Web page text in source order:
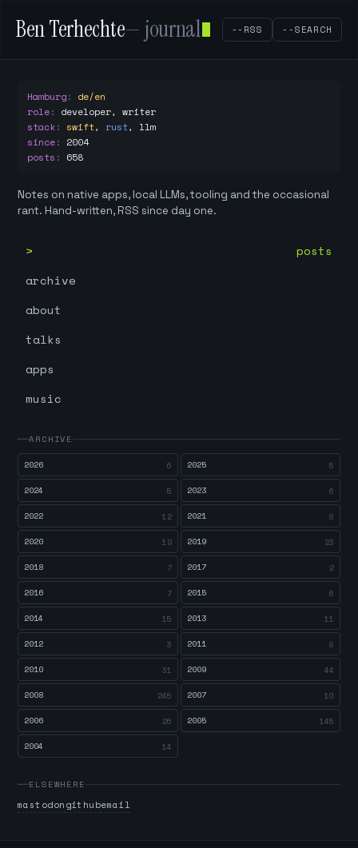
Ben Terhechte— journal --RSS --SEARCH
Hamburg: de/en
role: developer, writer
stack: swift, rust, llm
since: 2004
posts : 658
Notes on native apps, local LLMs, tooling and the occasional
rant. Hand-written, RSS since day one.
posts
archive
about
talks
apps
music
ARCHIVE
2026
6 2025 5
2024 5 2023 6
2022 12 2021 8
2020 19 2019 23
2018 7 2017 2
2016 7 2015 6
2014 15 2013 11
2012 3 2011 8
2010 31 2009 44
2008 245 2007 10
2006 26 2005 145
2004 14
ELSEWHERE
mastodongithubemail